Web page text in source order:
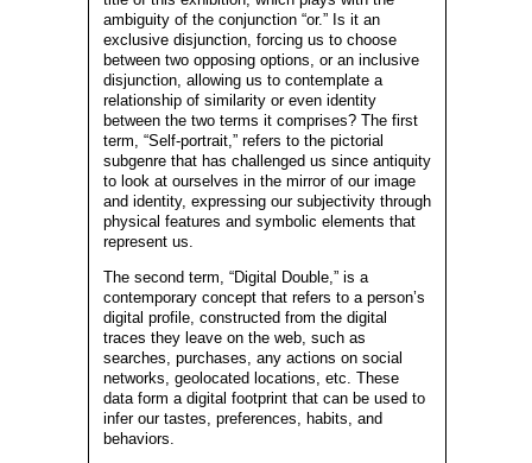
ambiguity of the conjunction “or.” Is it an
exclusive disjunction, forcing us to choose
between two opposing options, or an inclusive
disjunction, allowing us to contemplate a
relationship of similarity or even identity
between the two terms it comprises? The first
term, “Self-portrait,” refers to the pictorial
subgenre that has challenged us since antiquity
to look at ourselves in the mirror of our image
and identity, expressing our subjectivity through
physical features and symbolic elements that
represent us.
The second term, “Digital Double,” is a
contemporary concept that refers to a person’s
digital profile, constructed from the digital
traces they leave on the web, such as
searches, purchases, any actions on social
networks, geolocated locations, etc. These
data form a digital footprint that can be used to
infer our tastes, preferences, habits, and
behaviors.